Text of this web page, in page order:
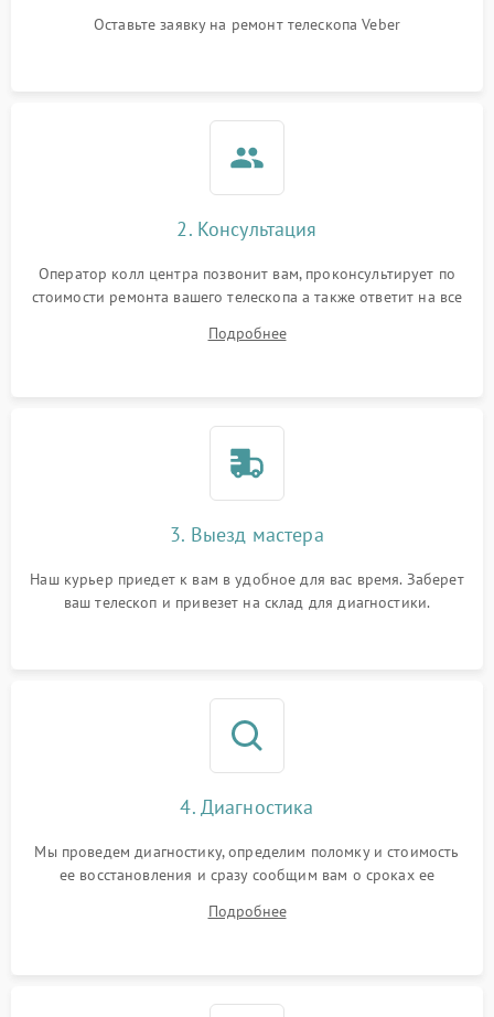
Оставьте заявку на ремонт телескопа Veber
2. Консультация
Оператор колл центра позвонит вам, проконсультирует по
стоимости ремонта вашего телескопа а также ответит на все
Подробнее
3. Выезд мастера
Наш курьер приедет к вам в удобное для вас время. Заберет
ваш телескоп и привезет на склад для диагностики.
4. Диагностика
Мы проведем диагностику, определим поломку и стоимость
ее восстановления и сразу сообщим вам о сроках ее
Подробнее